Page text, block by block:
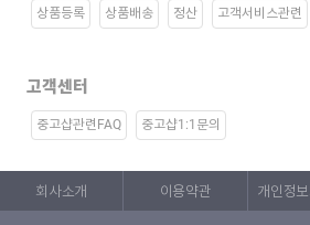
상품등록 상품배송 정산 고객서비스관련
고객센터
중고샵관련FAQ 중고샵1:1문의
회사소개 이용약관 개인정